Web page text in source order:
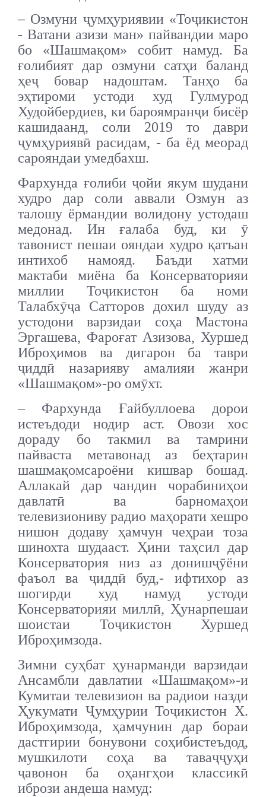
– Озмуни ҷумҳуриявии «Тоҷикистон
- Ватани азизи ман» пайвандии маро
бо «Шашмақом» собит намуд. Ба
ғолибият дар озмуни сатҳи баланд
ҳеҷ бовар надоштам. Танҳо ба
эҳтироми устоди худ Гулмурод
Худойбердиев, ки бароямранҷи бисёр
кашидаанд, соли 2019 то даври
ҷумҳуриявӣ расидам, - ба ёд меорад
сарояндаи умедбахш.
Фархунда ғолиби ҷойи якум шудани
худро дар соли аввали Озмун аз
талошу ёрмандии волидону устодаш
медонад. Ин ғалаба буд, ки ӯ
тавонист пешаи ояндаи худро қатъан
интихоб намояд. Баъди хатми
мактаби миёна ба Консерваторияи
миллии Тоҷикистон ба номи
Талабхӯҷа Сатторов дохил шуду аз
устодони варзидаи соҳа Мастона
Эргашева, Фароғат Азизова, Хуршед
Иброҳимов ва дигарон ба таври
ҷиддӣ назарияву амалияи жанри
«Шашмақом»-ро омӯхт.
– Фархунда Ғайбуллоева дорои
истеъдоди нодир аст. Овози хос
дораду бо такмил ва тамрини
пайваста метавонад аз беҳтарин
шашмақомсароёни кишвар бошад.
Аллакай дар чандин чорабиниҳои
давлатӣ ва барномаҳои
телевизиониву радио маҳорати хешро
нишон додаву ҳамчун чеҳраи тоза
шинохта шудааст. Ҳини таҳсил дар
Консерватория низ аз донишҷӯёни
фаъол ва ҷиддӣ буд,- ифтихор аз
шогирди худ намуд устоди
Консерваторияи миллӣ, Ҳунарпешаи
шоистаи Тоҷикистон Хуршед
Иброҳимзода.
Зимни суҳбат ҳунарманди варзидаи
Ансамбли давлатии «Шашмақом»-и
Кумитаи телевизион ва радиои назди
Ҳукумати Ҷумҳурии Тоҷикистон Х.
Иброҳимзода, ҳамчунин дар бораи
дастгирии бонувони соҳибистеъдод,
мушкилоти соҳа ва таваҷҷуҳи
ҷавонон ба оҳангҳои классикӣ
ибрози андеша намуд: